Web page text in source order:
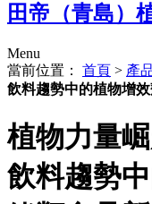
田帝（青島）
Menu
當前位置：
首頁 > 產
飲料趨勢中的植物增
植物力量
飲料趨勢